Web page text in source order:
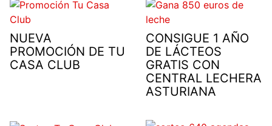
NUEVA
PROMOCIÓN DE TU
CASA CLUB
CONSIGUE 1 AÑO
DE LÁCTEOS
GRATIS CON
CENTRAL LECHERA
ASTURIANA